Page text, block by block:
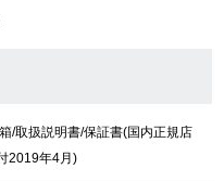
をご希望の方
/取扱説明書/保証書(国内正規店
2019年4月)